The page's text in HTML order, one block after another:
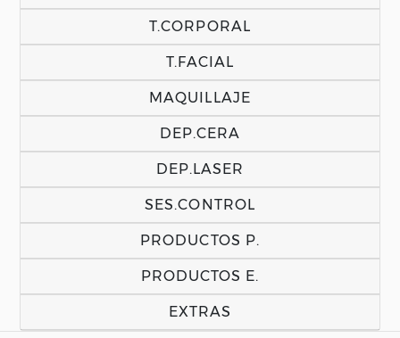
T.CORPORAL
T.FACIAL
MAQUILLAJE
DEP.CERA
DEP.LASER
SES.CONTROL
PRODUCTOS P.
PRODUCTOS E.
EXTRAS